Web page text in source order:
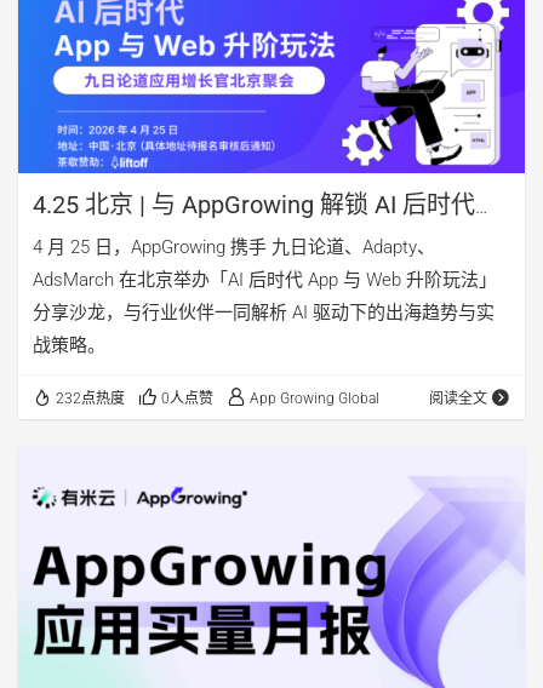
4.25 北京 | 与 AppGrowing 解锁 AI 后时代
App 与 Web 升阶玩法
4 月 25 日，AppGrowing 携手 九日论道、Adapty、
AdsMarch 在北京举办「AI 后时代 App 与 Web 升阶玩法」
分享沙龙，与行业伙伴一同解析 AI 驱动下的出海趋势与实
战策略。
232点热度 0人点赞 App Growing Global 阅读全文